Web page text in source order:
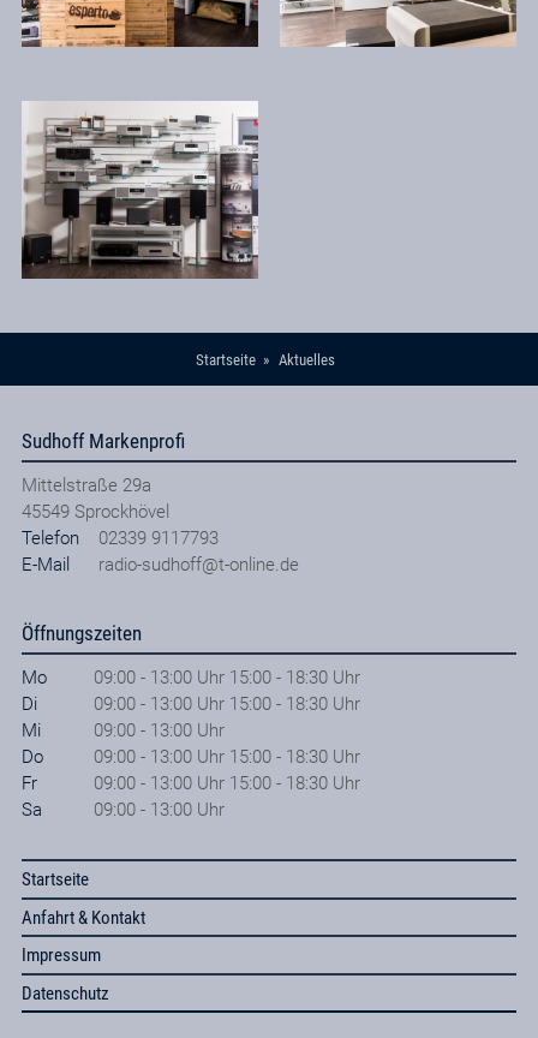
Startseite Aktuelles
Sudhoff Markenprofi
Mittelstraße 29a
45549 Sprockhövel
Telefon
02339 9117793
E-Mail
radio-sudhoff@t-online.de
Öffnungszeiten
Mo
09:00 - 13:00 Uhr 15:00 - 18:30 Uhr
Di
09:00 - 13:00 Uhr 15:00 - 18:30 Uhr
Mi
09:00 - 13:00 Uhr
Do
09:00 - 13:00 Uhr 15:00 - 18:30 Uhr
Fr
09:00 - 13:00 Uhr 15:00 - 18:30 Uhr
Sa
09:00 - 13:00 Uhr
Startseite
Anfahrt & Kontakt
Impressum
Datenschutz